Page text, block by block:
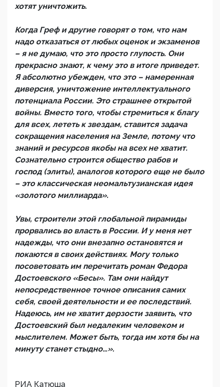
хотят уничтожить.
Когда Греф и другие говорят о том, что нам
надо отказаться от любых оценок и экзаменов
– я не думаю, что это просто глупость. Они
прекрасно знают, к чему это в итоге приведет.
Я абсолютно убежден, что это – намеренная
диверсия, уничтожение интеллектуального
потенциала России. Это страшнее открытой
войны. Вместо того, чтобы стремиться к благу
для всех, лететь к звездам, ставится задача
сокращения населения на Земле, потому что
знаний и ресурсов якобы на всех не хватит.
Сознательно строится общество рабов и
господ (элиты), аналогов которого еще не было
– это классическая неомальтузианская идея
«золотого миллиарда».
Увы, строители этой глобальной пирамиды
прорвались во власть в России. И у меня нет
надежды, что они внезапно остановятся и
покаются в своих действиях. Могу только
посоветовать им перечитать роман Федора
Достоевского «Бесы». Там они найдут
непосредственное точное описания самих
себя, своей деятельности и ее последствий.
Надеюсь, им не хватит дерзости заявить, что
Достоевский был недалеким человеком и
мыслителем. Может быть, тогда им хотя бы на
минуту станет стыдно…».
РИА Катюша